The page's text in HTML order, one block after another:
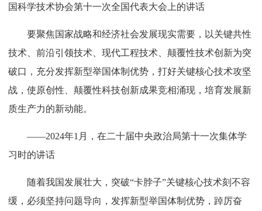
国科学技术协会第十一次全国代表大会上的讲话
要聚焦国家战略和经济社会发展现实需要，以关键共性
技术、前沿引领技术、现代工程技术、颠覆性技术创新为突
破口，充分发挥新型举国体制优势，打好关键核心技术攻坚
战，使原创性、颠覆性科技创新成果竞相涌现，培育发展新
质生产力的新动能。
——2024年1月，在二十届中央政治局第十一次集体学
习时的讲话
随着我国发展壮大，突破“卡脖子”关键核心技术刻不容
缓，必须坚持问题导向，发挥新型举国体制优势，踔厉奋